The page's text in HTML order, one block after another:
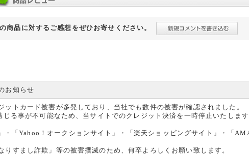
商品に対するご感想をぜひお寄せください。
お知らせ
ットカード被害が多発しており、当社でも数件の被害が確認されました。
る事が不可能なため、当サイトでのクレジット決済を一時停止いたしま
」・「Yahoo！オークションサイト 」・「 楽天ショッピングサイト 」・「
りすまし詐欺」等の被害撲滅のため、何卒よろしくお願い致します。